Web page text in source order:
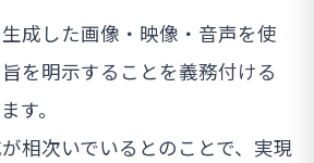
成した画像・映像・音声を使
を明示することを義務付ける
す。
相次いでいるとのことで、実現